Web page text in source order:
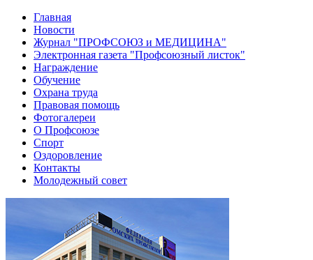
Главная
Новости
Журнал "ПРОФСОЮЗ и МЕДИЦИНА"
Электронная газета "Профсоюзный листок"
Награждение
Обучение
Охрана труда
Правовая помощь
Фотогалереи
О Профсоюзе
Спорт
Оздоровление
Контакты
Молодежный совет